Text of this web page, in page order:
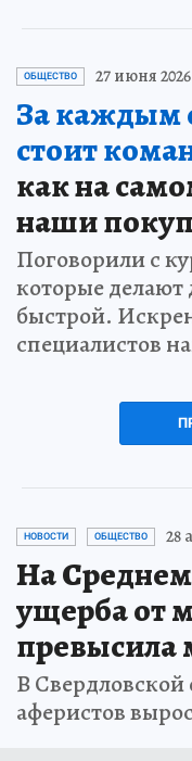
ОБЩЕСТВО 27 июня 2026
За каждым
стоит
как на
наши
Поговорили с
которые делают
быстрой.
специалистов
НОВОСТИ ОБЩЕСТВО 28
На
ущерба от
превысила
В Свердловской
аферистов